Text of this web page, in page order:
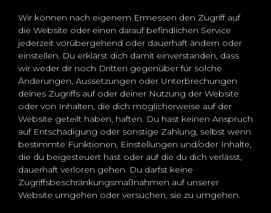
Wir können nach eigenem Ermessen den Zugriff auf
die Website oder einen darauf befindlichen Service
jederzeit vorübergehend oder dauerhaft ändern oder
einstellen. Du erklärst dich damit einverstanden, dass
wir weder dir noch Dritten gegenüber für solche
Änderungen, Aussetzungen oder Unterbrechungen
deines Zugriffs auf oder deiner Nutzung der Website
oder von Inhalten, die dich möglicherweise auf der
Website geteilt haben, haften. Du hast keinen Anspruch
auf Entschädigung oder sonstige Zahlung, selbst wenn
bestimmte Funktionen, Einstellungen und/oder Inhalte,
die du beigesteuert hast oder auf die du dich verlässt,
dauerhaft verloren gehen. Du darfst keine
Zugriffsbeschränkungsmaßnahmen auf unserer
Website umgehen oder versuchen, sie zu umgehen.